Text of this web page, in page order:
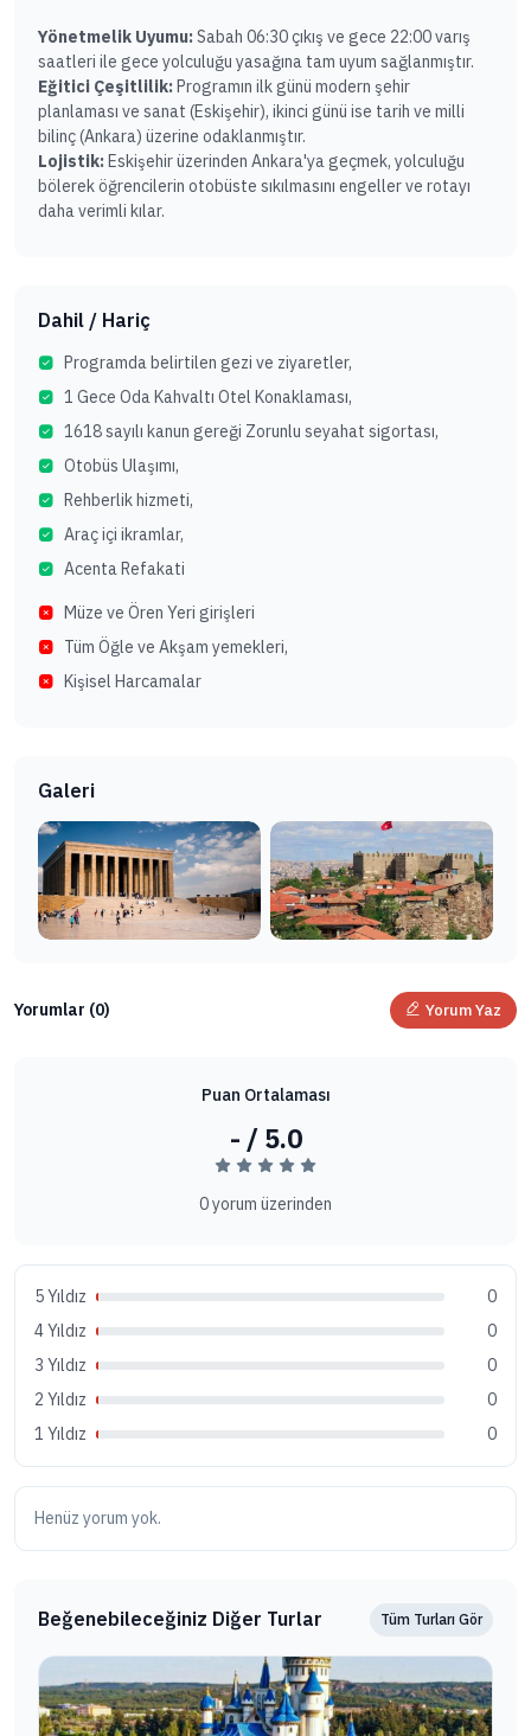
Yönetmelik Uyumu:Sabah 06:30 çıkış ve gece 22:00 varış
saatleri ile gece yolculuğu yasağına tam uyum sağlanmıştır.
Eğitici Çeşitlilik:Programın ilk günü modern şehir
planlaması ve sanat (Eskişehir), ikinci günü ise tarih ve milli
bilinç (Ankara) üzerine odaklanmıştır.
Lojistik:Eskişehir üzerinden Ankara'ya geçmek, yolculuğu
bölerek öğrencilerin otobüste sıkılmasını engeller ve rotayı
daha verimli kılar.
Dahil / Hariç
Programda belirtilen gezi ve ziyaretler,
1 Gece Oda Kahvaltı Otel Konaklaması,
1618 sayılı kanun gereği Zorunlu seyahat sigortası,
Otobüs Ulaşımı,
Rehberlik hizmeti,
Araç içi ikramlar,
Acenta Refakati
Müze ve Ören Yeri girişleri
Tüm Öğle ve Akşam yemekleri,
Kişisel Harcamalar
Galeri
Yorumlar (0) Yorum Yaz
Puan Ortalaması
- / 5.0
0 yorum üzerinden
5 Yıldız
0
4 Yıldız
0
3 Yıldız
0
2 Yıldız
0
1 Yıldız
0
Henüz yorum yok.
Beğenebileceğiniz Diğer Turlar Tüm Turları Gör